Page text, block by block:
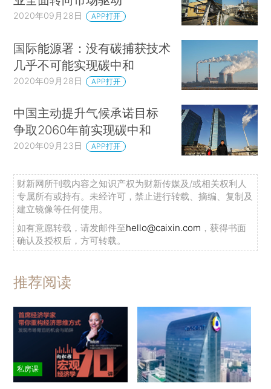
2020年09月28日 APP打开
国际能源署：没有碳捕获技术
几乎不可能实现碳中和
2020年09月28日 APP打开
中国主动提升气候承诺目标
争取2060年前实现碳中和
2020年09月23日 APP打开
财新网所刊载内容之知识产权为财新传媒及/或相关权利人
专属所有或持有。未经许可，禁止进行转载、摘编、复制及
建立镜像等任何使用。
如有意愿转载，请发邮件至hello@caixin.com ，获得书面
确认及授权后，方可转载。
推荐阅读
私房课